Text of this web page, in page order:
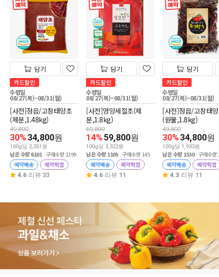
담기
카드할인
수령일
08/27(목)~08/31(월)
[사전]정읍/고창태양초
(제분,1.48kg)
49,800
30%34,800원
100g당 2,351원
남은 수량 6101 구매수량 1399
예약배송
예약픽업
4.6 리뷰 33
담기
카드할인
수령일
08/27(목)~08/31(월)
[사전]영양세절초(제
분,1.8kg)
69,800
14%59,800원
100g당 3,322원
남은 수량 1105 구매수량 145
예약배송
예약픽업
4.6 리뷰 11
담기
카드할인
수령일
08/27(목)~08/31(월)
[사전]정읍/고창태
(원물,1.8kg)
49,800
30%34,800원
100g당 1,933원
남은 수량 1530 구매수량
예약배송
예약픽업
4.3 리뷰 11